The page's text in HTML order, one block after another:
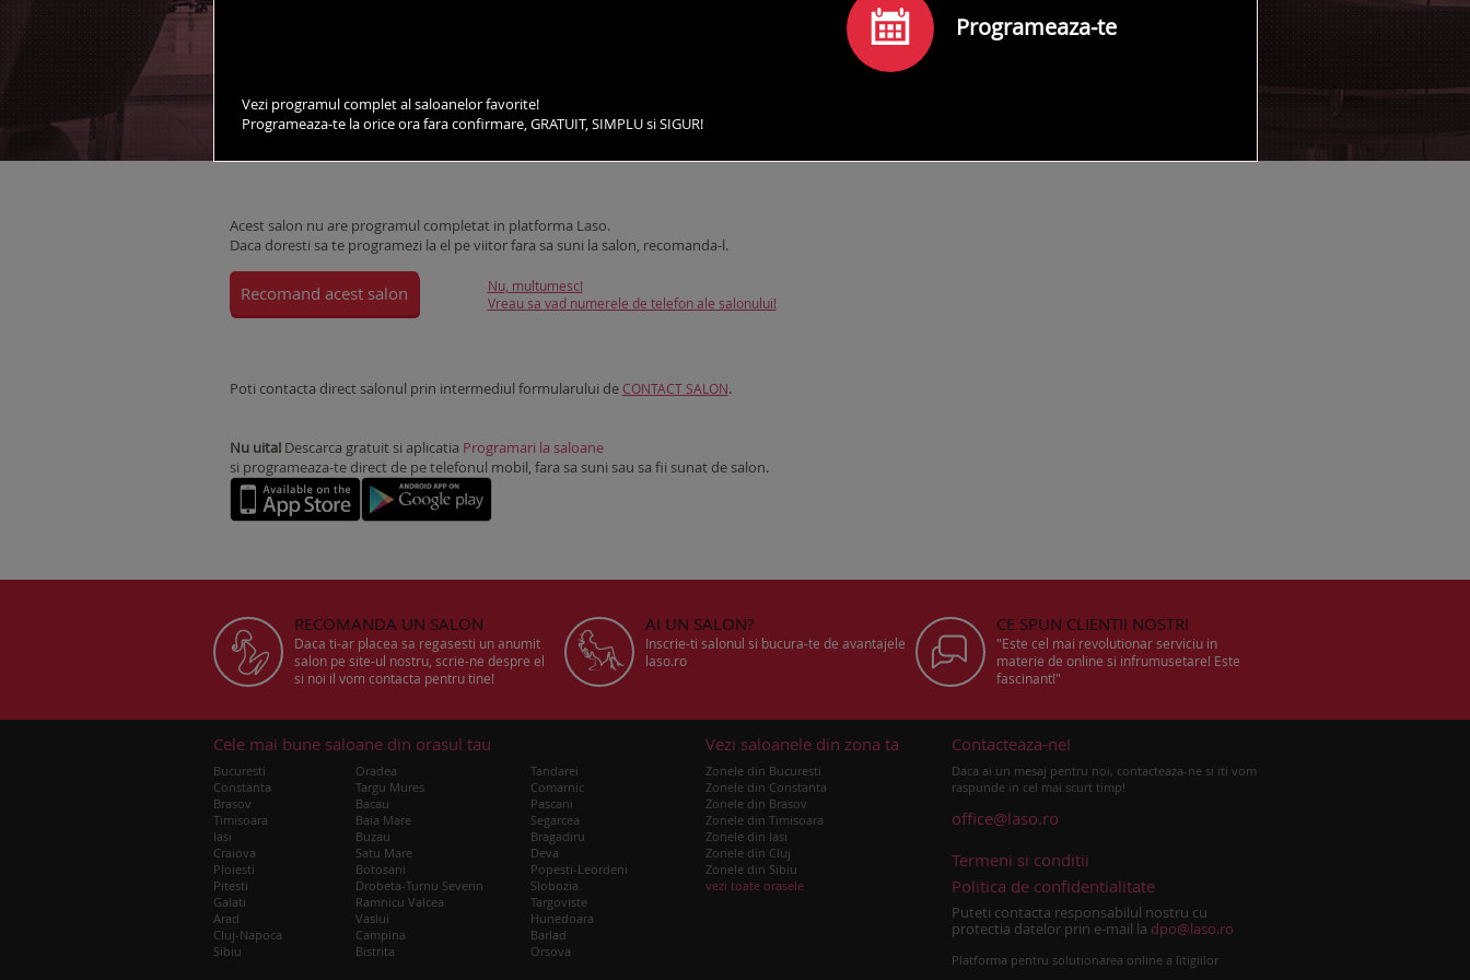
DESPRE SALON SERVICII
Acest salon nu are programul completat in platforma Laso.
Daca doresti sa te programezi la el pe viitor fara sa suni la salon, recomanda-l.
Recomand acest salon
Nu, multumesc!
Vreau sa vad numerele de telefon ale salonului!
Poti contacta direct salonul prin intermediul formularului de CONTACT SALON.
Nu uita!Descarca gratuit si aplicatia Programari la saloane
si programeaza-te direct de pe telefonul mobil, fara sa suni sau sa fii sunat de salon.
RECOMANDA UN SALON
Daca ti-ar placea sa regasesti un anumit
salon pe site-ul nostru, scrie-ne despre el
si noi il vom contacta pentru tine!
AI UN SALON?
Inscrie-ti salonul si bucura-te de avantajele
laso.ro
CE SPUN CLIENTII NOSTRI
"Este cel mai revolutionar serviciu in
materie de online si infrumusetare! Este
fascinant!"
Cele mai bune saloane din orasul tau
Bucuresti
Constanta
Brasov
Timisoara
Iasi
Craiova
Ploiesti
Pitesti
Galati
Arad
Cluj-Napoca
Sibiu
Oradea
Targu Mures
Bacau
Baia Mare
Buzau
Satu Mare
Botosani
Drobeta-Turnu Severin
Ramnicu Valcea
Vaslui
Campina
Bistrita
Tandarei
Comarnic
Pascani
Segarcea
Bragadiru
Deva
Popesti-Leordeni
Slobozia
Targoviste
Hunedoara
Barlad
Orsova
Vezi saloanele din zona ta
Zonele din Bucuresti
Zonele din Constanta
Zonele din Brasov
Zonele din Timisoara
Zonele din Iasi
Zonele din Cluj
Zonele din Sibiu
vezi toate orasele
Contacteaza-ne!
Daca ai un mesaj pentru noi, contacteaza-ne si iti vom
raspunde in cel mai scurt timp!
office@laso.ro
Termeni si conditii
Politica de confidentialitate
Puteti contacta responsabilul nostru cu
protectia datelor prin e-mail la dpo@laso.ro
Platforma pentru solutionarea online a litigiilor
Programeaza-te
Vezi programul complet al saloanelor favorite!
Programeaza-te la orice ora fara confirmare, GRATUIT, SIMPLU si SIGUR!